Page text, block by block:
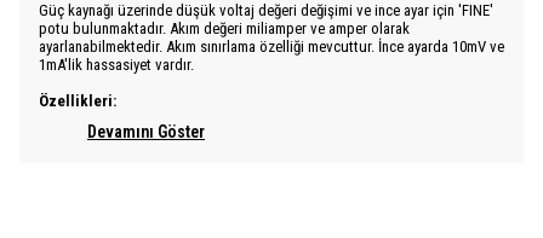
Güç kaynağı üzerinde düşük voltaj değeri değişimi ve ince ayar için 'FINE'
potu bulunmaktadır. Akım değeri miliamper ve amper olarak
ayarlanabilmektedir. Akım sınırlama özelliği mevcuttur. İnce ayarda 10mV ve
1mA'lik hassasiyet vardır.
Özellikleri:
Devamını Göster